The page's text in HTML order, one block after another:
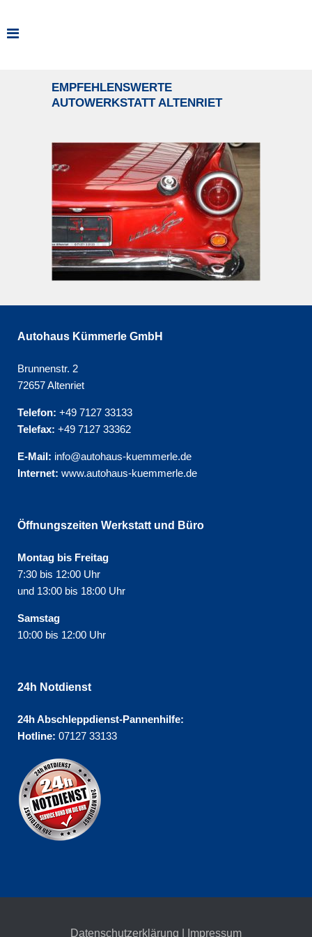
EMPFEHLENSWERTE
AUTOWERKSTATT ALTENRIET
Autohaus Kümmerle GmbH
Brunnenstr. 2
72657 Altenriet
Telefon: +49 7127 33133
Telefax: +49 7127 33362
E-Mail: info@autohaus-kuemmerle.de
Internet: www.autohaus-kuemmerle.de
Öffnungszeiten Werkstatt und Büro
Montag bis Freitag
7:30 bis 12:00 Uhr
und 13:00 bis 18:00 Uhr
Samstag
10:00 bis 12:00 Uhr
24h Notdienst
24h Abschleppdienst-Pannenhilfe:
Hotline: 07127 33133
Datenschutzerklärung Impressum